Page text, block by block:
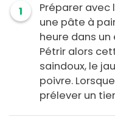
1
Préparer avec
une pâte à
heure dans
Pétrir alors
saindoux, le
poivre.
prélever un